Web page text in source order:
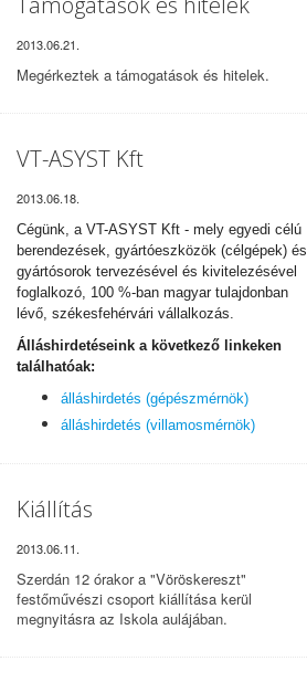
2013.06.21.
Megérkeztek a támogatások és hitelek.
VT-ASYST Kft
2013.06.18.
Cégünk, a VT-ASYST Kft - mely egyedi célú
berendezések, gyártóeszközök (célgépek) és
gyártósorok tervezésével és kivitelezésével
foglalkozó, 100 %-ban magyar tulajdonban
lévő, székesfehérvári vállalkozás.
Álláshirdetéseink a következő linkeken
találhatóak:
álláshirdetés (gépészmérnök)
álláshirdetés (villamosmérnök)
Kiállítás
2013.06.11.
Szerdán 12 órakor a "Vöröskereszt"
festőművészi csoport kiállítása kerül
megnyitásra az Iskola aulájában.